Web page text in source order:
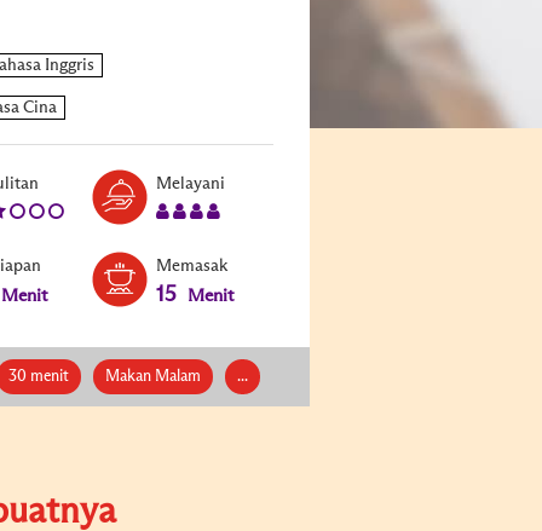
Melayani
Menit
Memasak
15 Menit
30 menit Makan Malam ...